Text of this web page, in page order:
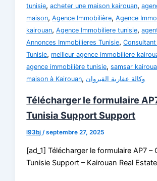
tunisie,acheter une maison kairouan,
maison,Agence Immobilière,Agence
kairouan,Agence Immobiliere tunisie,
Annonces Immobilieres Tunisie,
Tunisie, meilleur agence immobiliere
agence immobilière tunisie,samsar
maison à Kairouan, وكالة عقارية القيروان
Télécharger le formulaire
Tunisia Support Support
l93bj/septembre 27, 2025
[ad_1] Télécharger le formulaire AP7 –
Tunisie Support – Kairouan Real